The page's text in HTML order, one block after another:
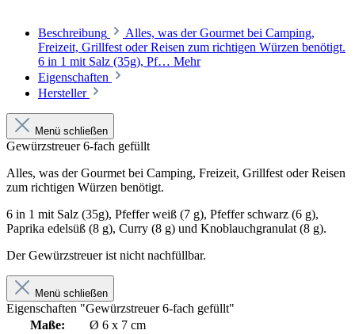
Beschreibung
Alles, was der Gourmet bei Camping,
Freizeit, Grillfest oder Reisen zum richtigen Würzen benötigt.
6 in 1 mit Salz (35g), Pf… Mehr
Eigenschaften
Hersteller
Menü schließen
Gewürzstreuer 6-fach gefüllt
Alles, was der Gourmet bei Camping, Freizeit, Grillfest oder Reisen
zum richtigen Würzen benötigt.
6 in 1 mit Salz (35g), Pfeffer weiß (7 g), Pfeffer schwarz (6 g),
Paprika edelsüß (8 g), Curry (8 g) und Knoblauchgranulat (8 g).
Der Gewürzstreuer ist nicht nachfüllbar.
Menü schließen
Eigenschaften "Gewürzstreuer 6-fach gefüllt"
Maße:
Ø 6 x 7 cm